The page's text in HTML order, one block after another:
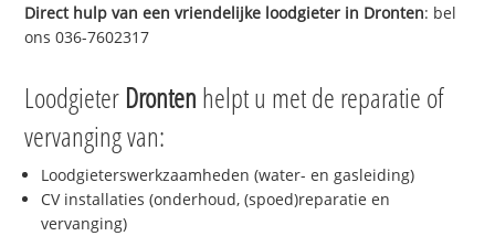
Direct hulp van een vriendelijke loodgieter in Dronten: bel
ons 036-7602317
Loodgieter Dronten helpt u met de reparatie of
vervanging van:
Loodgieterswerkzaamheden (water- en gasleiding)
CV installaties (onderhoud, (spoed)reparatie en
vervanging)